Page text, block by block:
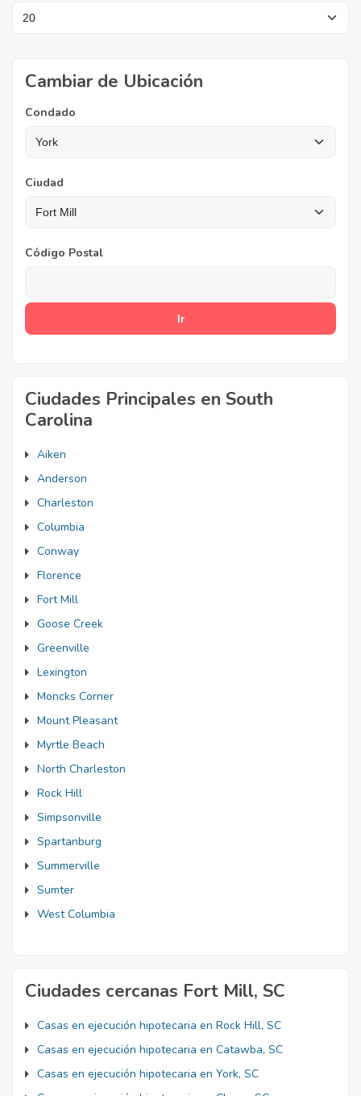
Cambiar de Ubicación
Condado
Ciudad
Código Postal
Ciudades Principales en South
Carolina
Aiken
Anderson
Charleston
Columbia
Conway
Florence
Fort Mill
Goose Creek
Greenville
Lexington
Moncks Corner
Mount Pleasant
Myrtle Beach
North Charleston
Rock Hill
Simpsonville
Spartanburg
Summerville
Sumter
West Columbia
Ciudades cercanas Fort Mill, SC
Casas en ejecución hipotecaria en Rock Hill, SC
Casas en ejecución hipotecaria en Catawba, SC
Casas en ejecución hipotecaria en York, SC